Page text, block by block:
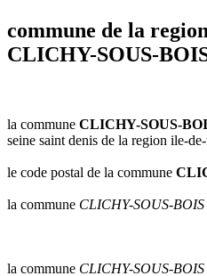
marne
communes
communes
val
oise
val
communes
commune de la
CLICHY-SOUS-
la commune CLICHY-SOUS-
seine saint denis de la region ile-
le code postal de la commune
la commune CLICHY-SOUS-BOIS
la commune CLICHY-SOUS-BOIS